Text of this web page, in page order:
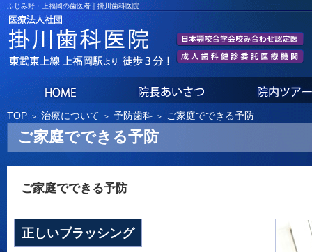
ご家庭でできる予防
ふじみ野・上福岡の歯医者｜掛川歯科医院
ご家庭でできる予防
正しいブラッシング
TOP 治療について 予防歯科 ご家庭でできる予防